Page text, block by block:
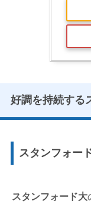
好調を持続する
スタンフォー
スタンフォード大